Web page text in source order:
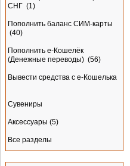
СНГ (1)
Пополнить баланс СИМ-карты
(40)
Пополнить e-Кошелёк
(Денежные переводы) (56)
Вывести средства с е-Кошелька
Сувениры
Аксессуары (5)
Все разделы